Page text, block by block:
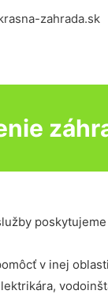
zahrada.sk
v inej